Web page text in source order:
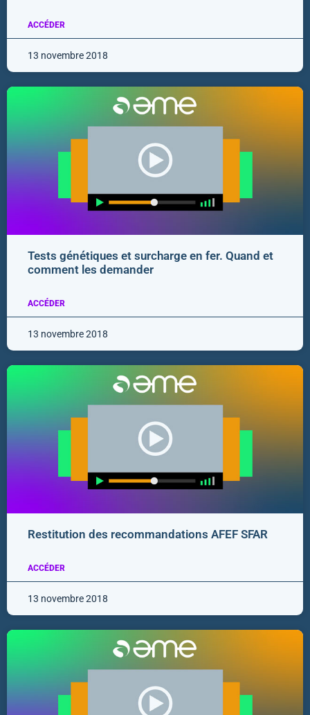
ACCÉDER
13 novembre 2018
Tests génétiques et surcharge en fer. Quand et
comment les demander
ACCÉDER
13 novembre 2018
Restitution des recommandations AFEF SFAR
ACCÉDER
13 novembre 2018